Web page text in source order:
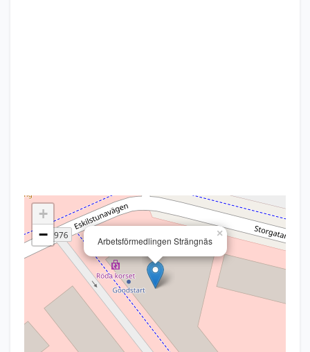
Arbetsförmedlingen Strängnäs
×
+
−